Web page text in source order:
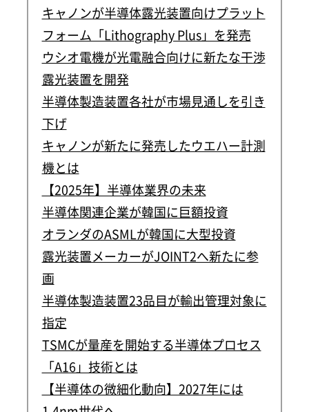
キャノンが半導体露光装置向けプラット
フォーム「Lithography Plus」を発売
ウシオ電機が光電融合向けに新たな干渉
露光装置を開発
半導体製造装置各社が市場見通しを引き
下げ
キャノンが新たに発売したウエハー計測
機とは
【2025年】半導体業界の未来
半導体関連企業が韓国に巨額投資
オランダのASMLが韓国に大型投資
露光装置メーカーがJOINT2へ新たに参
画
半導体製造装置23品目が輸出管理対象に
指定
TSMCが量産を開始する半導体プロセス
「A16」技術とは
【半導体の微細化動向】2027年には